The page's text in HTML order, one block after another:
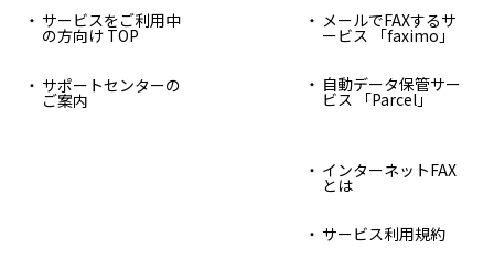
サービスをご利用中
の方向け TOP
サポートセンターの
ご案内
メールでFAXするサ
ービス 「faximo」
自動データ保管サー
ビス 「Parcel」
インターネットFAX
とは
サービス利用規約